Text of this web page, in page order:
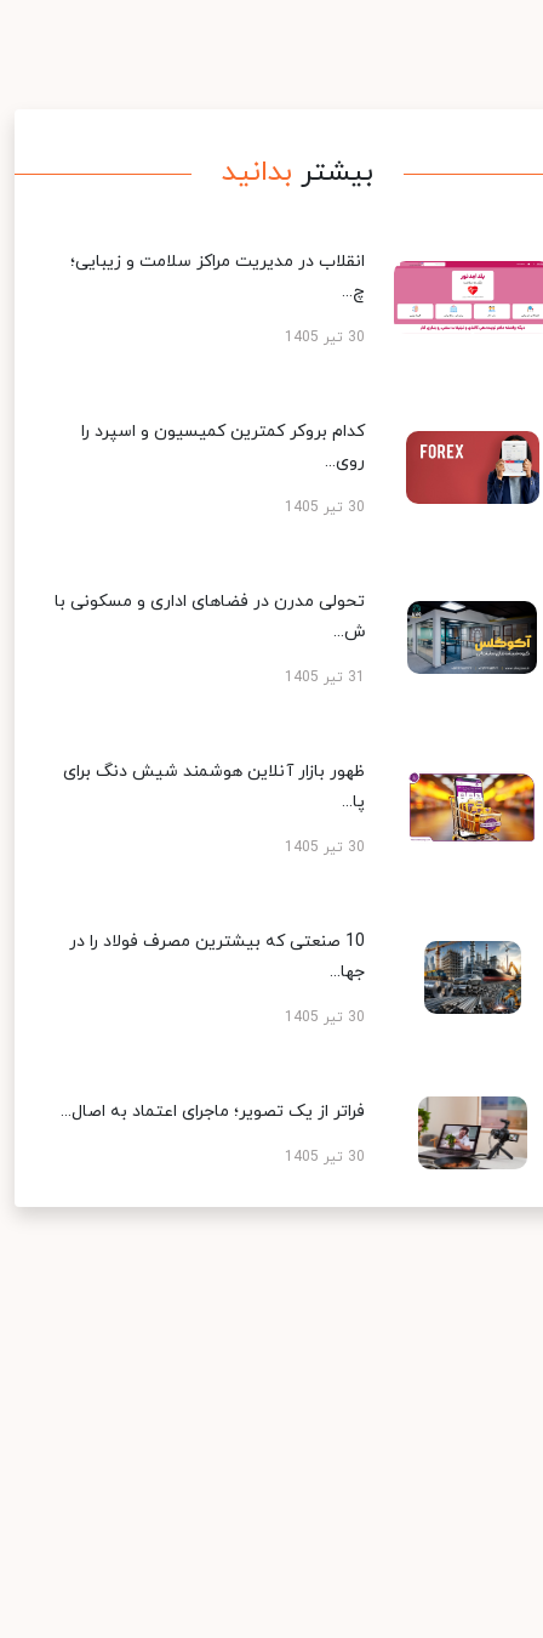
بیشتر بدانید
انقلاب در مدیریت مراکز سلامت و زیبایی؛
چ...
30 تیر 1405
کدام بروکر کمترین کمیسیون و اسپرد را
روی...
30 تیر 1405
تحولی مدرن در فضاهای اداری و مسکونی با
ش...
ظهور بازار آنلاین هوشمند شیش دنگ برای
پا...
30 تیر 1405
10 صنعتی که بیشترین مصرف فولاد را در
جها...
30 تیر 1405
فراتر از یک تصویر؛ ماجرای اعتماد به اصال...
30 تیر 1405